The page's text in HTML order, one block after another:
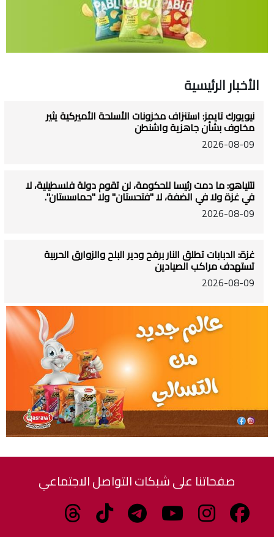
الأخبار الرئيسية
نيويورك تايمز: استنزاف مخزونات الأسلحة الأميركية يثير
مخاوف بشأن جاهزية واشنطن
2026-08-09
نتنياهو: ما دمت رئيسا للحكومة، لن تقوم دولة فلسطينية، لا
في غزة ولا في الضفة، لا "فتحستان" ولا "حماسستان".
2026-08-09
غزة: الدبابات تطلق النار برفح ودير البلح والزوارق الحربية
تستهدف مراكب الصيادين
2026-08-09
صفحاتنا على شبكات التواصل الاجتماعي